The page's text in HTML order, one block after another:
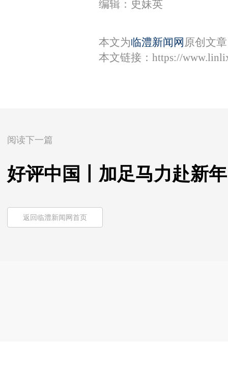
编辑：史妹英
本文为临澧新闻网 原创文
本文链接： https://
阅读下一篇
好评中国丨加足马力赴新年
返回临澧新闻网首页